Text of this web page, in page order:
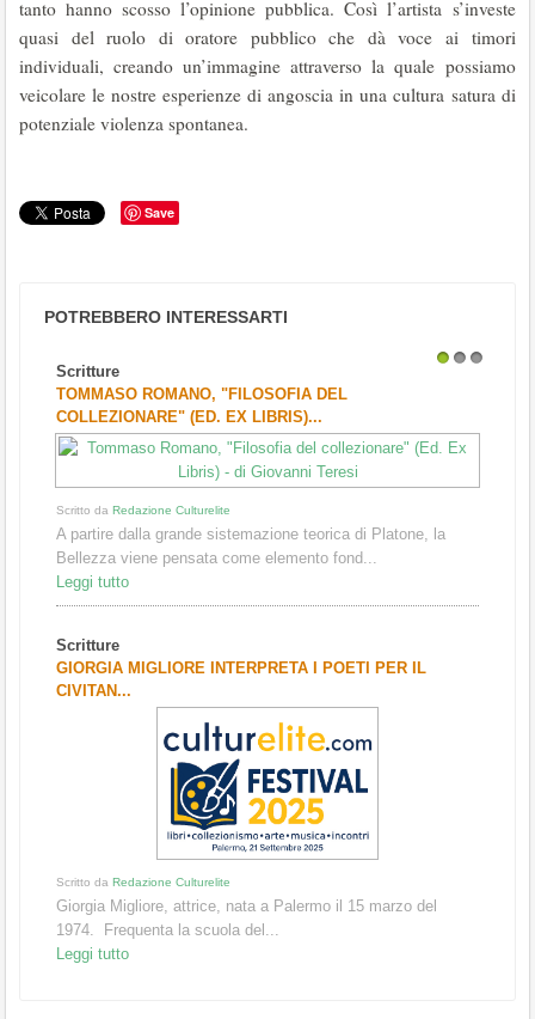
tanto hanno scosso l’opinione pubblica. Così l’artista s’investe
quasi del ruolo di oratore pubblico che dà voce ai timori
individuali, creando un’immagine attraverso la quale possiamo
veicolare le nostre esperienze di angoscia in una cultura satura di
potenziale violenza spontanea.
Save
POTREBBERO INTERESSARTI
Scritture
TOMMASO ROMANO, "FILOSOFIA DEL
COLLEZIONARE" (ED. EX LIBRIS)...
Scritto da Redazione Culturelite
A partire dalla grande sistemazione teorica di Platone, la
Bellezza viene pensata come elemento fond...
Leggi tutto
Scritture
GIORGIA MIGLIORE INTERPRETA I POETI PER IL
CIVITAN...
Scritto da Redazione Culturelite
Giorgia Migliore, attrice, nata a Palermo il 15 marzo del
1974. Frequenta la scuola del...
Leggi tutto